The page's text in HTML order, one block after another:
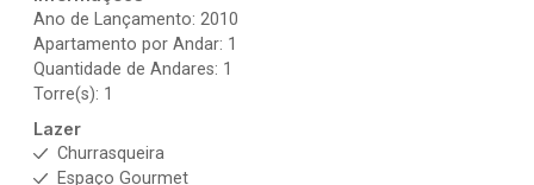
Ano de Lançamento: 2010
Apartamento por Andar: 1
Quantidade de Andares: 1
Torre(s): 1
Lazer
Churrasqueira
Espaço Gourmet